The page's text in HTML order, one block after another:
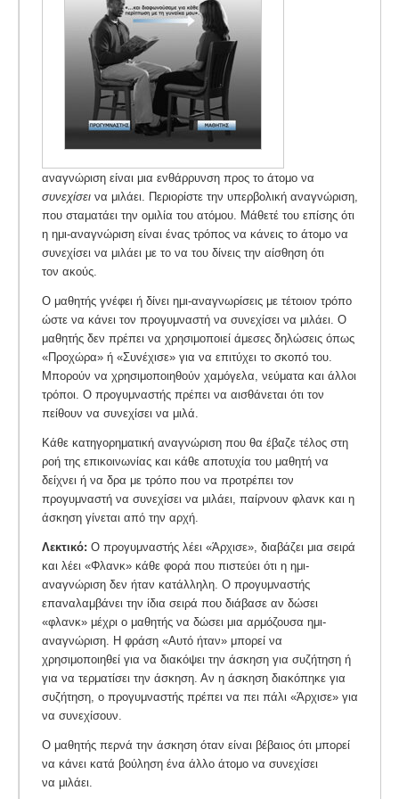
αναγνώριση είναι μια ενθάρρυνση προς το άτομο να
συνεχίσει να μιλάει. Περιορίστε την υπερβολική αναγνώριση,
που σταματάει την ομιλία του ατόμου. Μάθετέ του επίσης ότι
η ημι-αναγνώριση είναι ένας τρόπος να κάνεις το άτομο να
συνεχίσει να μιλάει με το να του δίνεις την αίσθηση ότι
τον ακούς.
Ο μαθητής γνέφει ή δίνει ημι-αναγνωρίσεις με τέτοιον τρόπο
ώστε να κάνει τον προγυμναστή να συνεχίσει να μιλάει. Ο
μαθητής δεν πρέπει να χρησιμοποιεί άμεσες δηλώσεις όπως
«Προχώρα» ή «Συνέχισε» για να επιτύχει το σκοπό του.
Μπορούν να χρησιμοποιηθούν χαμόγελα, νεύματα και άλλοι
τρόποι. Ο προγυμναστής πρέπει να αισθάνεται ότι τον
πείθουν να συνεχίσει να μιλά.
Κάθε κατηγορηματική αναγνώριση που θα έβαζε τέλος στη
ροή της επικοινωνίας και κάθε αποτυχία του μαθητή να
δείχνει ή να δρα με τρόπο που να προτρέπει τον
προγυμναστή να συνεχίσει να μιλάει, παίρνουν φλανκ και η
άσκηση γίνεται από την αρχή.
Λεκτικό: Ο προγυμναστής λέει «Άρχισε», διαβάζει μια σειρά
και λέει «Φλανκ» κάθε φορά που πιστεύει ότι η ημι-
αναγνώριση δεν ήταν κατάλληλη. Ο προγυμναστής
επαναλαμβάνει την ίδια σειρά που διάβασε αν δώσει
«φλανκ» μέχρι ο μαθητής να δώσει μια αρμόζουσα ημι-
αναγνώριση. Η φράση «Αυτό ήταν» μπορεί να
χρησιμοποιηθεί για να διακόψει την άσκηση για συζήτηση ή
για να τερματίσει την άσκηση. Αν η άσκηση διακόπηκε για
συζήτηση, ο προγυμναστής πρέπει να πει πάλι «Άρχισε» για
να συνεχίσουν.
Ο μαθητής περνά την άσκηση όταν είναι βέβαιος ότι μπορεί
να κάνει κατά βούληση ένα άλλο άτομο να συνεχίσει
να μιλάει.